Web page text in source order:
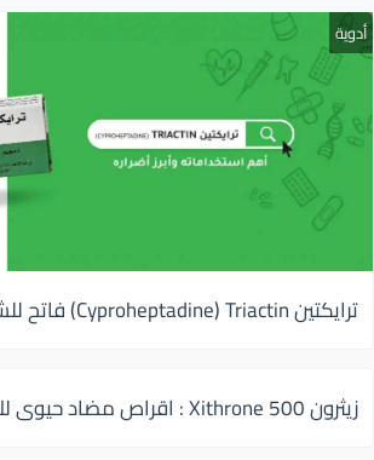
أدوية
ترايكتين Cyproheptadine) Triactin) فاتح للشهية لزيادة الوزن
زيثرون 500 Xithrone : اقراص مضاد حيوى للالتهابات